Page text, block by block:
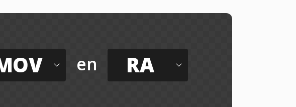
en RA